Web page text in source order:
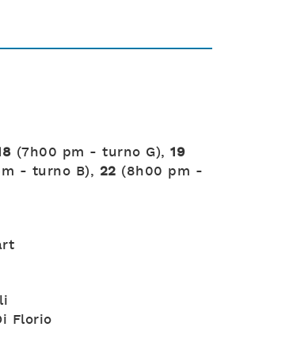
(7h00 pm - turno G), 19
- turno B), 22 (8h00 pm -
Florio